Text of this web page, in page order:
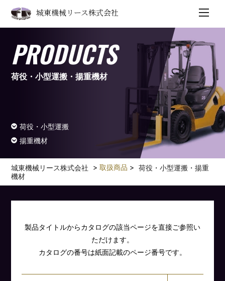
城東機械リース株式会社
PRODUCTS
荷役・小型運搬・揚重機材
荷役・小型運搬
揚重機材
城東機械リース株式会社 >取扱商品 >
荷役・小型運搬・揚重
機材
製品タイトルからカタログの該当ページを直接ご参照い
ただけます。
カタログの番号は紙面記載のページ番号です。